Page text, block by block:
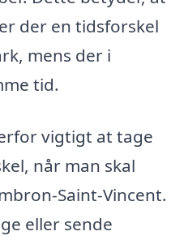
der en tidsforskel
mens der i
tid.
vigtigt at tage
når man skal
Saint-Vincent.
eller sende